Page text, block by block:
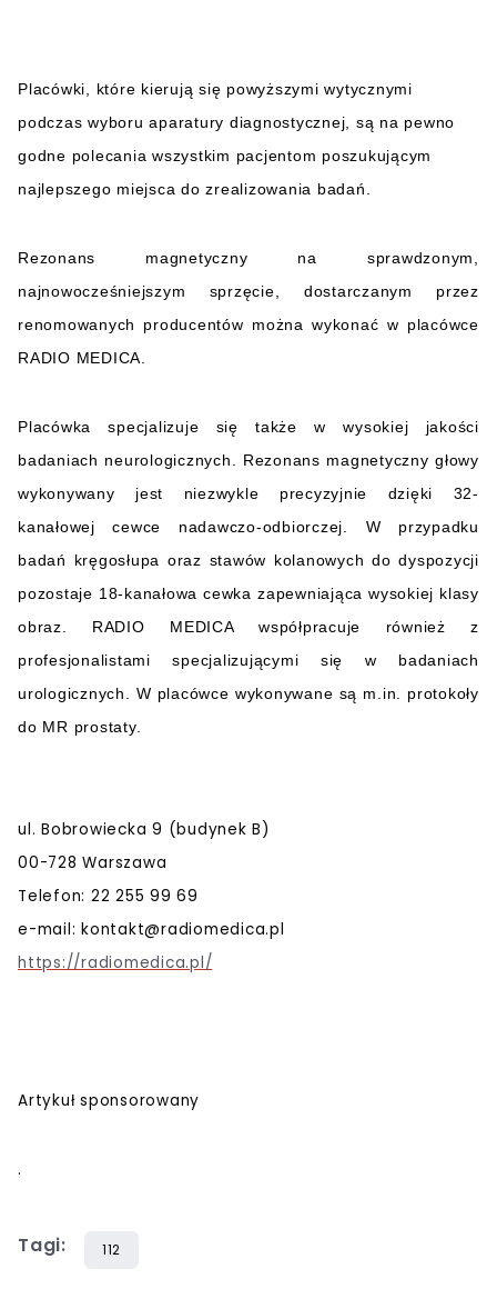
Placówki, które kierują się powyższymi wytycznymi
podczas wyboru aparatury diagnostycznej, są na pewno
godne polecania wszystkim pacjentom poszukującym
najlepszego miejsca do zrealizowania badań.
Rezonans magnetyczny na sprawdzonym,
najnowocześniejszym sprzęcie, dostarczanym przez
renomowanych producentów można wykonać w placówce
RADIO MEDICA.
Placówka specjalizuje się także w wysokiej jakości
badaniach neurologicznych. Rezonans magnetyczny głowy
wykonywany jest niezwykle precyzyjnie dzięki 32-
kanałowej cewce nadawczo-odbiorczej. W przypadku
badań kręgosłupa oraz stawów kolanowych do dyspozycji
pozostaje 18-kanałowa cewka zapewniająca wysokiej klasy
obraz. RADIO MEDICA współpracuje również z
profesjonalistami specjalizującymi się w badaniach
urologicznych. W placówce wykonywane są m.in. protokoły
do MR prostaty.
ul. Bobrowiecka 9 (budynek B)
00-728 Warszawa
Telefon: 22 255 99 69
e-mail: kontakt@radiomedica.pl
https://radiomedica.pl/
Artykuł sponsorowany
.
Tagi: 112